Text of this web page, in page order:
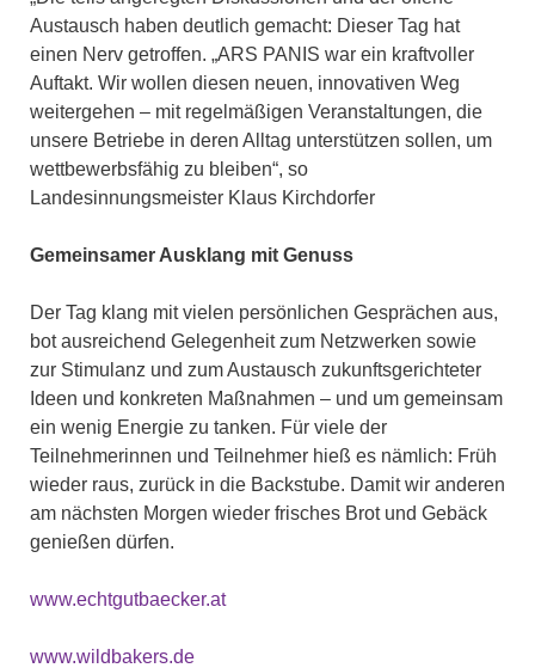
Austausch haben deutlich gemacht: Dieser Tag hat
einen Nerv getroffen. „ARS PANIS war ein kraftvoller
Auftakt. Wir wollen diesen neuen, innovativen Weg
weitergehen – mit regelmäßigen Veranstaltungen, die
unsere Betriebe in deren Alltag unterstützen sollen, um
wettbewerbsfähig zu bleiben“, so
Landesinnungsmeister Klaus Kirchdorfer
Gemeinsamer Ausklang mit Genuss
Der Tag klang mit vielen persönlichen Gesprächen aus,
bot ausreichend Gelegenheit zum Netzwerken sowie
zur Stimulanz und zum Austausch zukunftsgerichteter
Ideen und konkreten Maßnahmen – und um gemeinsam
ein wenig Energie zu tanken. Für viele der
Teilnehmerinnen und Teilnehmer hieß es nämlich: Früh
wieder raus, zurück in die Backstube. Damit wir anderen
am nächsten Morgen wieder frisches Brot und Gebäck
genießen dürfen.
www.echtgutbaecker.at
www.wildbakers.de